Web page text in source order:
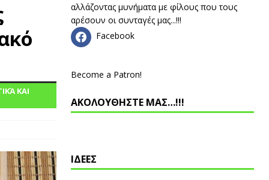
ΚΑΙ
αλλάζοντας μυνήματα με φίλους που τους
αρέσουν οι συνταγές μας...!!!
Facebook
Become a Patron!
ΑΚΟΛΟΥΘΗΣΤΕ ΜΑΣ…!!!
ΙΔΕΕΣ